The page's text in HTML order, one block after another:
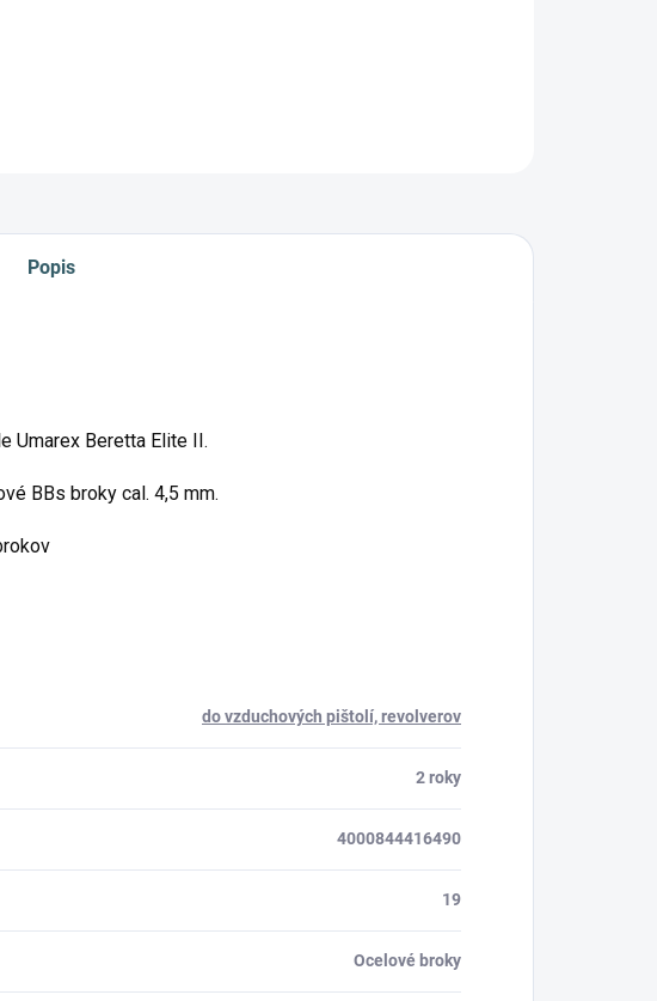
Popis
Umarex Beretta Elite II.
BBs broky cal. 4,5 mm.
do vzduchových pištolí, revolverov
2 roky
4000844416490
19
Ocelové broky